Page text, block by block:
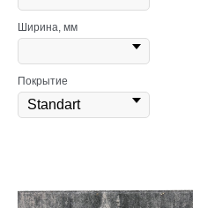
Ширина, мм
Покрытие